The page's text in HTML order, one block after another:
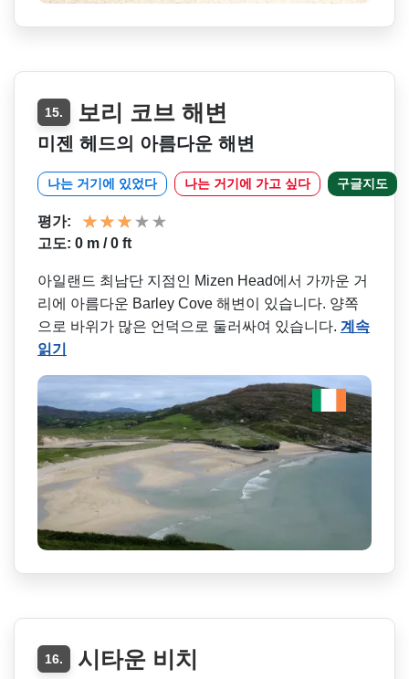
15. 보리 코브 해변
미젠 헤드의 아름다운 해변
나는 거기에 있었다 나는 거기에 가고 싶다 구글지도
평가:
고도: 0 m / 0 ft
아일랜드 최남단 지점인 Mizen Head에서 가까운 거
리에 아름다운 Barley Cove 해변이 있습니다. 양쪽
으로 바위가 많은 언덕으로 둘러싸여 있습니다. 계속
읽기
16. 시타운 비치